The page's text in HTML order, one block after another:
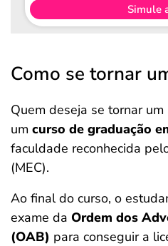
Simule
Como se tornar
Quem deseja se tornar
um curso de graduação
faculdade reconhecida
(MEC).
Ao final do curso, o
exame da Ordem dos
(OAB) para conseguir a